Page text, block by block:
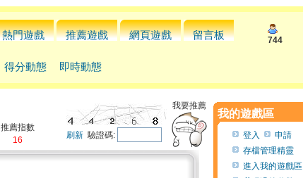
熱門遊戲 推薦遊戲 網頁遊戲 留言板 744
得分動態 即時動態
推薦指數
16
刷新驗證碼:
我要推薦
我的遊戲區
登入
申請
存檔管理精靈
進入我的遊戲區